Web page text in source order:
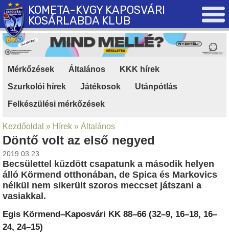
KOMETA-KVGY KAPOSVÁRI
KOSÁRLABDA KLUB
Mérkőzések Általános KKK hírek
Szurkolói hírek
Játékosok Utánpótlás
Felkészülési mérkőzések
Kezdőoldal » Hírek » Általános
Döntő volt az első negyed
2019.03.23.
Becsülettel küzdött csapatunk a második helyen
álló Körmend otthonában, de Spica és Markovics
nélkül nem sikerült szoros meccset játszani a
vasiakkal.
Egis Körmend–Kaposvári KK 88–66 (32–9, 16–18, 16–
24, 24–15)